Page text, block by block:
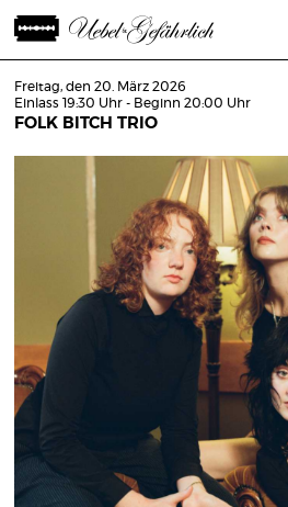
Freitag, den 20. März 2026
Einlass 19:30 Uhr - Beginn 20:00 Uhr
FOLK BITCH TRIO